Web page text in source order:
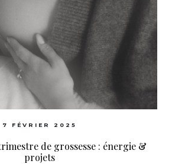
7 FÉVRIER 2025
de grossesse : énergie &
projets